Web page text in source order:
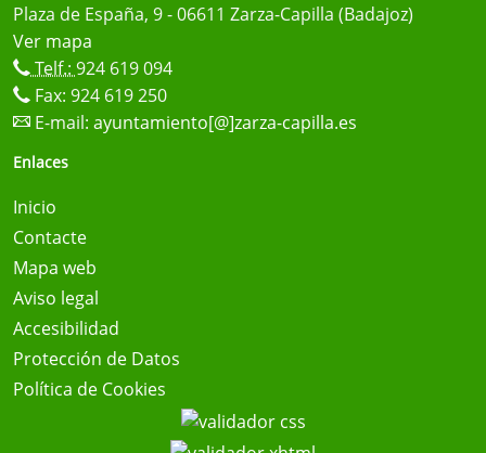
Plaza de España, 9 - 06611 Zarza-Capilla (Badajoz)
Ver mapa
Telf.: 924 619 094
Fax: 924 619 250
E-mail: ayuntamiento[@]zarza-capilla.es
Enlaces
Inicio
Contacte
Mapa web
Aviso legal
Accesibilidad
Protección de Datos
Política de Cookies